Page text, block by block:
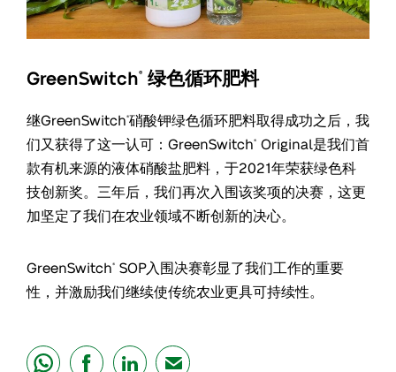
GreenSwitch® 绿色循环肥料
继GreenSwitch®硝酸钾绿色循环肥料取得成功之后，我
们又获得了这一认可：GreenSwitch®
Original是我们首
款有机来源的液体硝酸盐肥料，于2021年荣获绿色科
技创新奖。三年后，我们再次入围该奖项的决赛，这更
加坚定了我们在农业领域不断创新的决心。
GreenSwitch®
SOP入围决赛彰显了我们工作的重要
性，并激励我们继续使传统农业更具可持续性。
share share share mail